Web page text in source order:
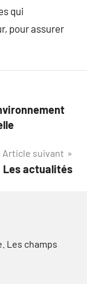
qui
pour assurer
Article suivant
actualités
Les champs